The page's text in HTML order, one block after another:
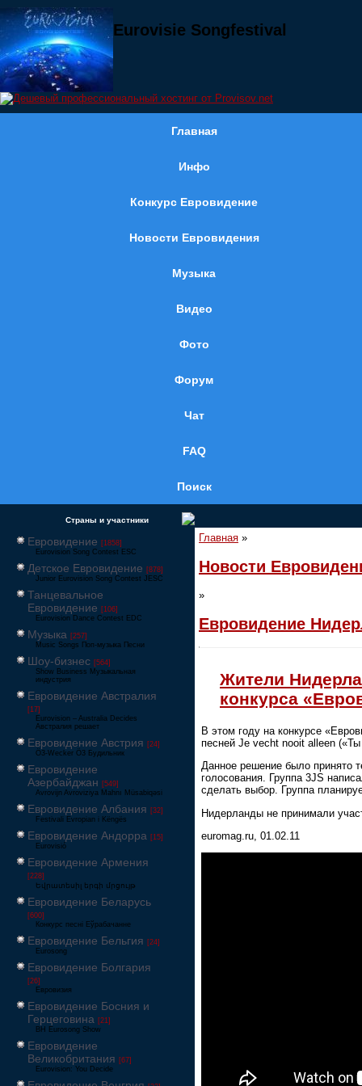
Eurovisie Songfestival
Главная
Инфо
Конкурс Евровидение
Новости Евровидения
Музыка
Видео
Фото
Форум
Чат
FAQ
Поиск
Страны и участники
Евровидение [1858]
Eurovision Song Contest ESC
Детское Евровидение [878]
Junior Eurovision Song Contest JESC
Танцевальное
Евровидение [106]
Eurovision Dance Contest EDC
Музыка [257]
Music Songs Поп-музыка Песни
Шоу-бизнес [564]
Show Business Музыкальная
индустрия
Евровидение Австралия
[17]
Eurovision – Australia Decides
Австралия решает
Евровидение Австрия [24]
Ö3-Wecker Ö3 Будильник
Евровидение
Азербайджан [549]
Avrovijn Avroviziya Mahnı Müsabiqəsi
Евровидение Албания [32]
Festivali Evropian i Këngës
Евровидение Андорра [15]
Eurovisió
Евровидение Армения
[228]
Եվրատեսիլ երգի մրցույթ
Евровидение Беларусь
[600]
Конкурс песні Еўрабачанне
Евровидение Бельгия [24]
Eurosong
Евровидение Болгария
[26]
Евровизия
Евровидение Босния и
Герцеговина [21]
BH Eurosong Show
Евровидение
Великобритания [67]
Eurovision: You Decide
Главная »
Новости
»
Евровидение
Жители
конкурса
В этом году на конкурсе
песней Je vecht nooit alleen
Данное решение было принято
голосования. Группа 3JS
сделать выбор. Группа
Нидерланды не принимали
euromag.ru, 01.02.11